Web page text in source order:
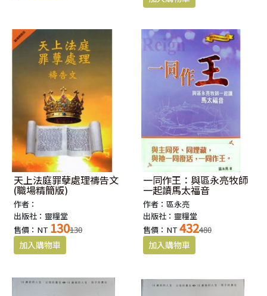
天上法庭罪孽處理禱告文
(職場精簡版)
作者：
出版社：靈糧堂
售價：NT 130130
一同作王：與區永亮牧師
一起讀馬太福音
作者：區永亮
出版社：靈糧堂
售價：NT 432480